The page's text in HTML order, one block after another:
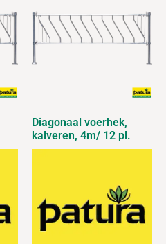
Diagonaal voerhek,
kalveren, 4m/ 12 pl.